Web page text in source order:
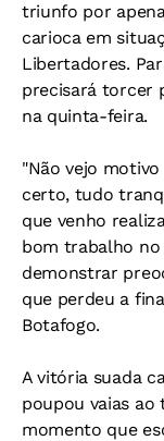
triunfo por
carioca em
Libertadores.
precisará torcer
na quinta-feira.
"Não vejo
certo, tudo
que venho
bom trabalho no
demonstrar
que perdeu a
Botafogo.
A vitória suada
poupou vaias ao
momento que